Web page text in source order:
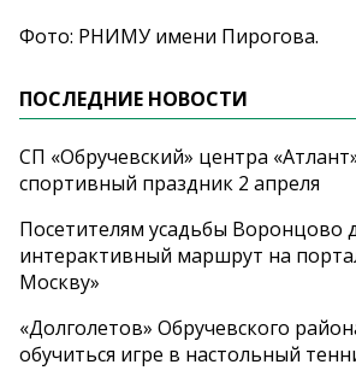
Фото: РНИМУ имени Пирогова.
ПОСЛЕДНИЕ НОВОСТИ
СП «Обручевский» центра
спортивный праздник 2 апреля
Посетителям усадьбы Воронцово
интерактивный маршрут на
Москву»
«Долголетов» Обручевского
обучиться игре в настольный